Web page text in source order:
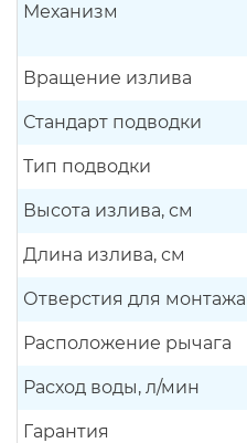
Механизм
Вращение излива
Стандарт подводки
Тип подводки
Высота излива, см
Длина излива, см
Отверстия для монтажа
Расположение рычага
Расход воды, л/мин
Гарантия